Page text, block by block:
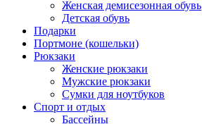
Женская демисезонная обувь
Детская обувь
Подарки
Портмоне (кошельки)
Рюкзаки
Женские рюкзаки
Мужские рюкзаки
Сумки для ноутбуков
Спорт и отдых
Бассейны